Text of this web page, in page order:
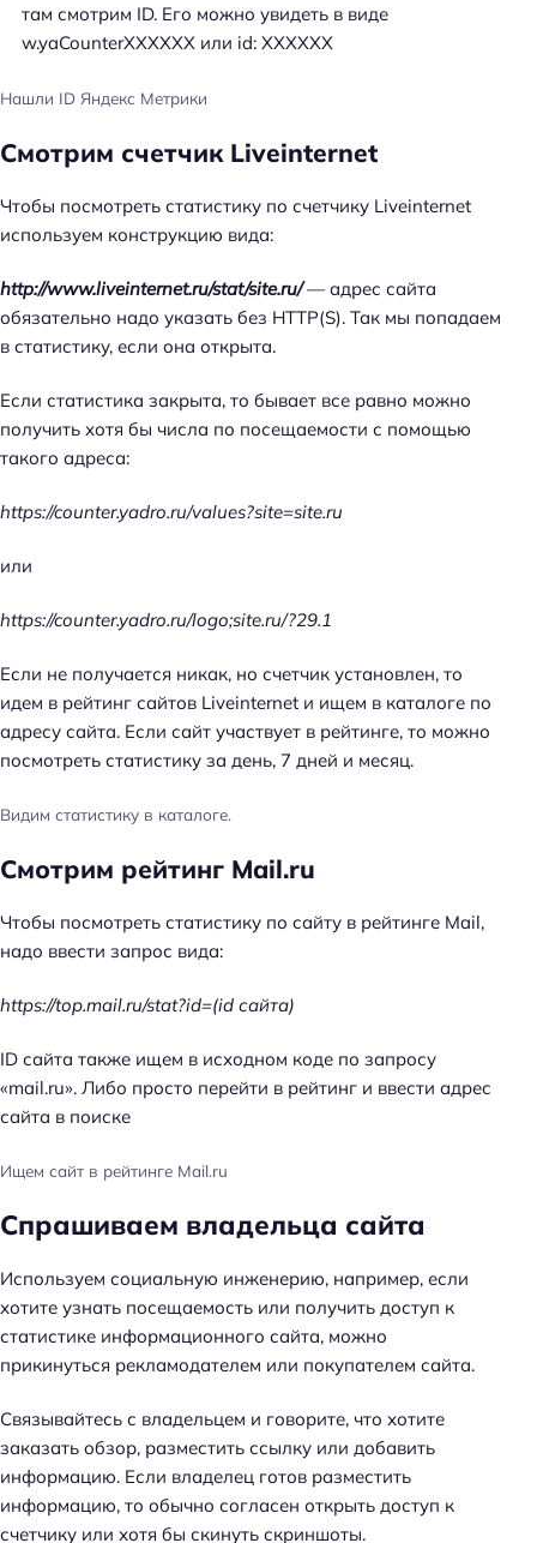
там смотрим ID. Его можно увидеть в виде
w.yaCounterXXXXXX или id: XXXXXX
Нашли ID Яндекс Метрики
Смотрим счетчик Liveinternet
Чтобы посмотреть статистику по счетчику Liveinternet
используем конструкцию вида:
http://www.liveinternet.ru/stat/site.ru/— адрес сайта
обязательно надо указать без HTTP(S). Так мы попадаем
в статистику, если она открыта.
Если статистика закрыта, то бывает все равно можно
получить хотя бы числа по посещаемости с помощью
такого адреса:
https://counter.yadro.ru/values?site=site.ru
или
https://counter.yadro.ru/logo;site.ru/?29.1
Если не получается никак, но счетчик установлен, то
идем в рейтинг сайтов Liveinternet и ищем в каталоге по
адресу сайта. Если сайт участвует в рейтинге, то можно
посмотреть статистику за день, 7 дней и месяц.
Видим статистику в каталоге.
Смотрим рейтинг Mail.ru
Чтобы посмотреть статистику по сайту в рейтинге Mail,
надо ввести запрос вида:
https://top.mail.ru/stat?id=(id сайта)
ID сайта также ищем в исходном коде по запросу
«mail.ru». Либо просто перейти в рейтинг и ввести адрес
сайта в поиске
Ищем сайт в рейтинге Mail.ru
Спрашиваем владельца сайта
Используем социальную инженерию, например, если
хотите узнать посещаемость или получить доступ к
статистике информационного сайта, можно
прикинуться рекламодателем или покупателем сайта.
Связывайтесь с владельцем и говорите, что хотите
заказать обзор, разместить ссылку или добавить
информацию. Если владелец готов разместить
информацию, то обычно согласен открыть доступ к
счетчику или хотя бы скинуть скриншоты.